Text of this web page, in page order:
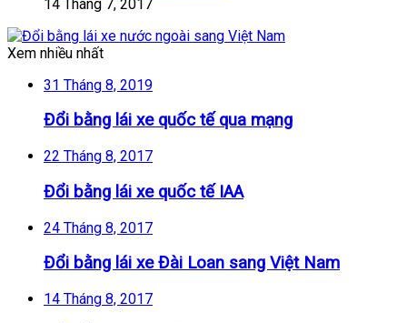
14 Tháng 7, 2017
Xem nhiều nhất
31 Tháng 8, 2019
Đổi bằng lái xe quốc tế qua mạng
22 Tháng 8, 2017
Đổi bằng lái xe quốc tế IAA
24 Tháng 8, 2017
Đổi bằng lái xe Đài Loan sang Việt Nam
14 Tháng 8, 2017